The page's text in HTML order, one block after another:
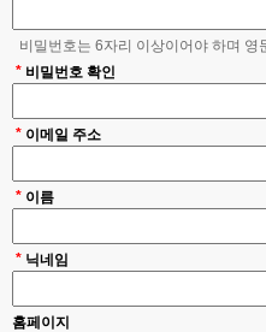
비밀번호는 6자리 이상이어야 하며
비밀번호 확인
*
* 이메일 주소
* 이름
* 닉네임
홈페이지